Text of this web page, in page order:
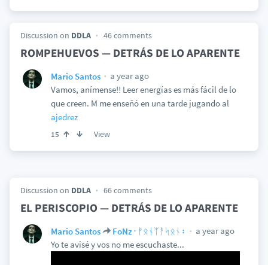
Discussion on DDLA 46 comments
ROMPEHUEVOS — DETRÁS DE LO APARENTE
Mario Santos
a year ago
Vamos, anímense!! Leer energías es más fácil de lo
que creen. M me enseñó en una tarde jugando al
ajedrez
15 View
Discussion on DDLA 66 comments
EL PERISCOPIO — DETRÁS DE LO APARENTE
Mario Santos FoNz᛫ᚠᛟᚾᛉᚨᛋᛟᚾ᛬
a year ago
Yo te avisé y vos no me escuchaste...